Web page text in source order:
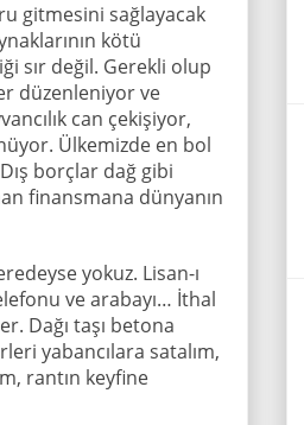
gitmesini sağlayacak
kötü
sır değil. Gerekli olup
düzenleniyor ve
can çekişiyor,
Ülkemizde en bol
borçlar dağ gibi
finansmana dünyanın
yokuz. Lisan-ı
ve arabayı… İthal
Dağı taşı betona
yabancılara satalım,
rantın keyfine